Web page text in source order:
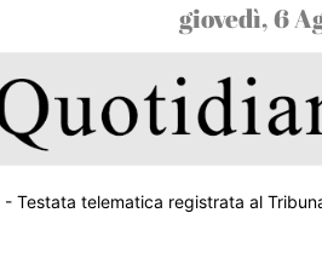
giovedì, 6
- Testata telematica registrata al